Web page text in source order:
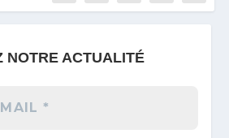
NOTRE ACTUALITÉ